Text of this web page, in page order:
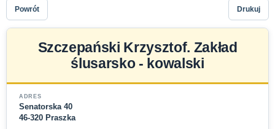
Powrót Drukuj
Szczepański Krzysztof. Zakład
ślusarsko - kowalski
ADRES
Senatorska 40
46-320 Praszka